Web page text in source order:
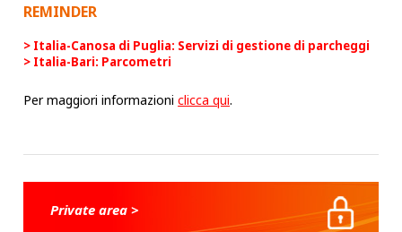
REMINDER
Italia-Canosa di Puglia: Servizi di gestione di parcheggi
Italia-Bari: Parcometri
Per maggiori informazioniclicca qui.
Private area >